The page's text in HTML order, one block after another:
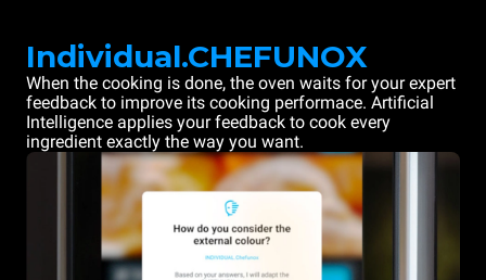
Individual.CHEFUNOX
When the cooking is done, the oven waits for your expert
feedback to improve its cooking performace. Artificial
Intelligence applies your feedback to cook every
ingredient exactly the way you want.